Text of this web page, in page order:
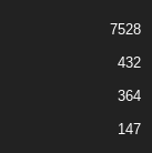
7528
432
364
147